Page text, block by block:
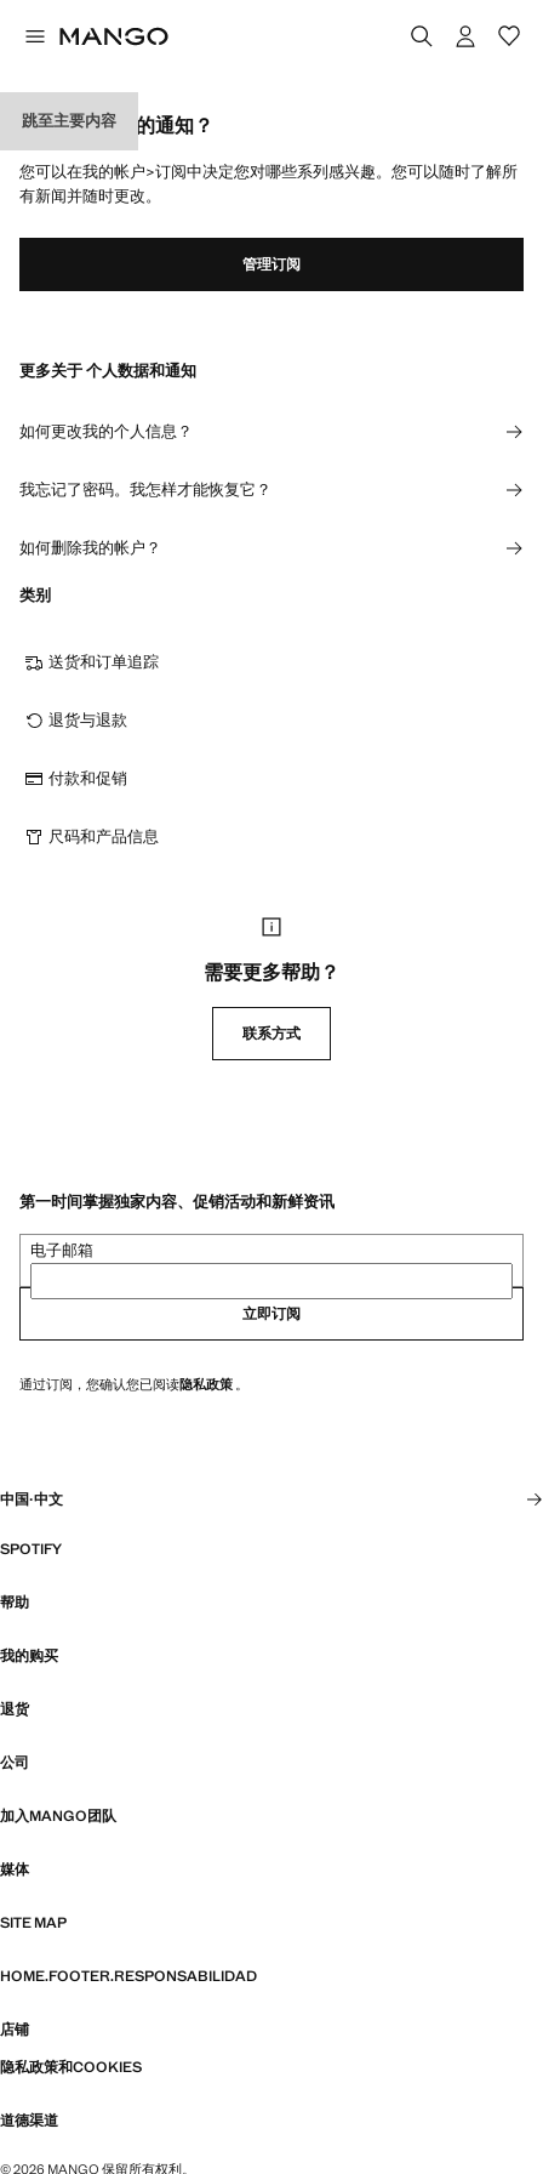
跳至主要内容
如何管理收到的通知？
您可以在我的帐户>订阅中决定您对哪些系列感兴趣。您可以随时了解所
有新闻并随时更改。
管理订阅
更多关于 个人数据和通知
如何更改我的个人信息？
我忘记了密码。我怎样才能恢复它？
如何删除我的帐户？
类别
送货和订单追踪
退货与退款
付款和促销
尺码和产品信息
需要更多帮助？
联系方式
第一时间掌握独家内容、促销活动和新鲜资讯
电子邮箱
立即订阅
通过订阅，您确认您已阅读隐私政策
中国·中文
SPOTIFY
帮助
我的购买
退货
公司
加入MANGO团队
媒体
SITE MAP
HOME.FOOTER.RESPONSABILIDAD
店铺
隐私政策和COOKIES
道德渠道
© 2026 MANGO 保留所有权利。